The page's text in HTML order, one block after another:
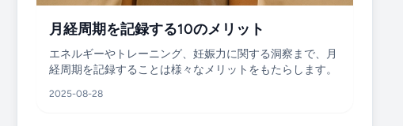
月経周期を記録する10のメリット
エネルギーやトレーニング、妊娠力に関する洞察まで、月
経周期を記録することは様々なメリットをもたらします。
2025-08-28